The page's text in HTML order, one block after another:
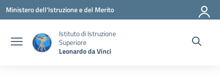
Vai ai contenuti
Vai al menu di navigazione
Vai al footer
Ministero dell'Istruzione e del Merito
Istituto di Istruzione
Superiore
Leonardo da Vinci